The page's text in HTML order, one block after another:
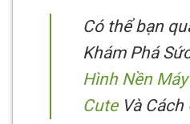
Có thể bạn
Khám Phá
Hình Nền
CuteVà Cách